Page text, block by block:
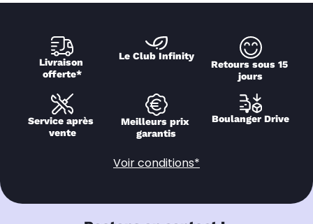
Livraison
offerte*
Le Club Infinity
Retours sous 15
jours
Service après
vente
Meilleurs prix
garantis
Boulanger Drive
Voir conditions*